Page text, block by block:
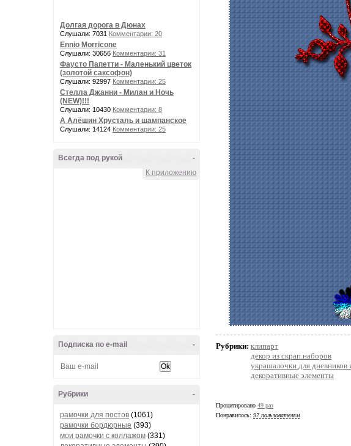
Долгая дорога в Дюнах
Слушали: 7031 Комментарии: 20
Ennio Morricone
Слушали: 30656 Комментарии: 31
Фаусто Папетти - Маленький цветок
(золотой саксофон)
Слушали: 92997 Комментарии: 25
Стелла Джанни - Милан и Ночь
(NEW)!!!
Слушали: 10430 Комментарии: 8
А Алёшин Хрусталь и шампанское
Слушали: 14124 Комментарии: 25
-
Всегда под рукой
К приложению
-
Подписка по e-mail
-
Рубрики
рамочки для постов (1061)
рамочки бордюрные (393)
мои рамочки с коллажом (331)
Рубрики: клипарт
декор из скрап.наборов
украшалочки для дневников
декоративные элементы
Процитировано 49 раз
Понравилось: 97 пользователям